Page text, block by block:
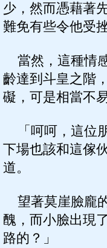
少，然而憑藉著
難免有些令他受挫
當然，這種情
齡達到斗皇之階
礙，可是相當不易
「呵呵，這位
下場也該和這傢
道。
望著莫崖臉龐
醜，而小臉出現
路的？」